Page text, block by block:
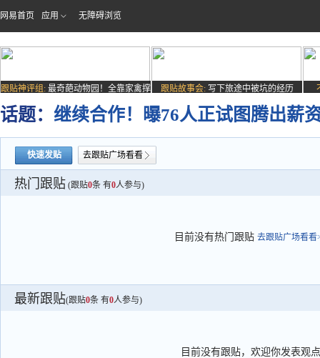
网易首页 应用 无障碍浏览
跟贴神评组: 最奇葩动物园！全靠家禽撑
场子
跟贴故事会: 写下旅途中被坑的经历
话题： 继续合作！曝76人正试图腾出薪
快速发贴 去跟贴广场看看
热门跟贴 (跟贴0条 有0人参与)
目前没有热门跟贴 去跟贴广场看看
最新跟贴(跟贴0条 有0人参与)
目前没有跟贴，欢迎你发表观点